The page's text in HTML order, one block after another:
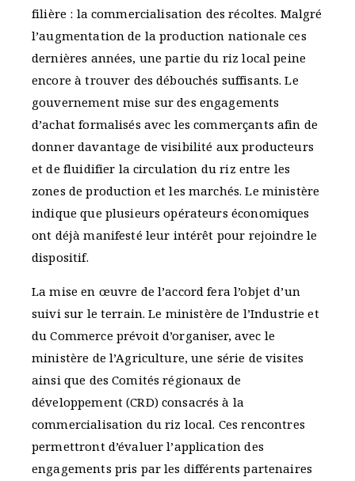
filière : la commercialisation des récoltes. Malgré
l’augmentation de la production nationale ces
dernières années, une partie du riz local peine
encore à trouver des débouchés suffisants. Le
gouvernement mise sur des engagements
d’achat formalisés avec les commerçants afin de
donner davantage de visibilité aux producteurs
et de fluidifier la circulation du riz entre les
zones de production et les marchés. Le ministère
indique que plusieurs opérateurs économiques
ont déjà manifesté leur intérêt pour rejoindre le
dispositif.
La mise en œuvre de l’accord fera l’objet d’un
suivi sur le terrain. Le ministère de l’Industrie et
du Commerce prévoit d’organiser, avec le
ministère de l’Agriculture, une série de visites
ainsi que des Comités régionaux de
développement (CRD) consacrés à la
commercialisation du riz local. Ces rencontres
permettront d’évaluer l’application des
engagements pris par les différents partenaires